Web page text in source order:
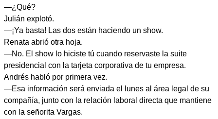
—¿Qué?
Julián explotó.
—¡Ya basta! Las dos están haciendo un show.
Renata abrió otra hoja.
—No. El show lo hiciste tú cuando reservaste la suite
presidencial con la tarjeta corporativa de tu empresa.
Andrés habló por primera vez.
—Esa información será enviada el lunes al área legal de su
compañía, junto con la relación laboral directa que mantiene
con la señorita Vargas.